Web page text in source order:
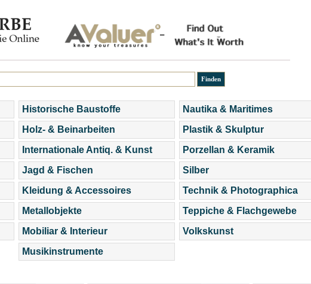
Historische Baustoffe
Holz- & Beinarbeiten
Internationale Antiq. & Kunst
Jagd & Fischen
Kleidung & Accessoires
Metallobjekte
Mobiliar & Interieur
Musikinstrumente
Nautika & Maritimes
Plastik & Skulptur
Porzellan & Keramik
Silber
Technik & Photographica
Teppiche & Flachgewebe
Volkskunst